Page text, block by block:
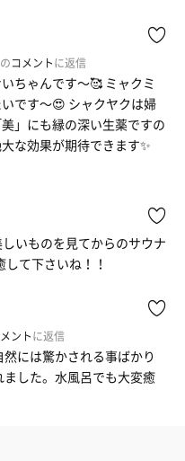
コメントに返信
ちゃんです〜🥰 ミャクミ
です〜😍 シャクヤクは婦
」にも縁の深い生薬ですの
な効果が期待できます✨
いものを見てからのサウナ
て下さいね！！
ントに返信
には驚かされる事ばかり
した。水風呂でも大変癒